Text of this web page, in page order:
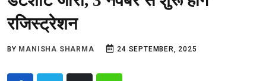
रजिस्ट्रेशन
BY MANISHA SHARMA 24 SEPTEMBER, 2025